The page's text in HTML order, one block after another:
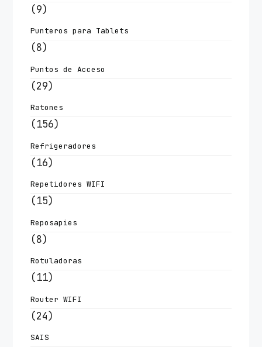
(9)
Punteros para Tablets
(8)
Puntos de Acceso
(29)
Ratones
(156)
Refrigeradores
(16)
Repetidores WIFI
(15)
Reposapies
(8)
Rotuladoras
(11)
Router WIFI
(24)
SAIS